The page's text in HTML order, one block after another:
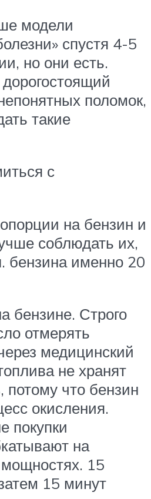
модели
спустя 4-5
но они есть.
поломок,
такие
с
на бензин и
соблюдать их,
бензина именно 20
бензине. Строго
отмерять
медицинский
не хранят
потому что бензин
окисления.
покупки
на
15
15 минут